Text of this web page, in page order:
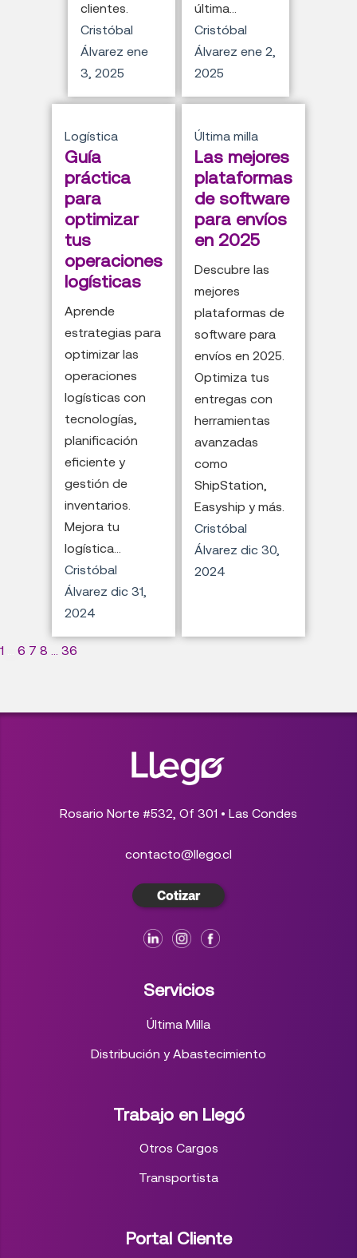
clientes.
Cristóbal
Álvarezene
3, 2025
última...
Cristóbal
Álvarezene 2,
2025
Logística
Guía
práctica
para
optimizar
tus
operaciones
logísticas
Aprende
estrategias para
optimizar las
operaciones
logísticas con
tecnologías,
planificación
eficiente y
gestión de
inventarios.
Mejora tu
logística...
Cristóbal
Álvarez dic 31,
2024
Última milla
Las mejores
plataformas
de software
para envíos
en 2025
Descubre las
mejores
plataformas de
software para
envíos en 2025.
Optimiza tus
entregas con
herramientas
avanzadas
como
ShipStation,
Easyship y más.
Cristóbal
Álvarezdic 30,
2024
1 6 7 8 36
Rosario Norte #532, Of 301 • Las Condes
contacto@llego.cl
Cotizar
Servicios
Última Milla
Distribución y Abastecimiento
Trabajo en Llegó
Otros Cargos
Transportista
Portal Cliente